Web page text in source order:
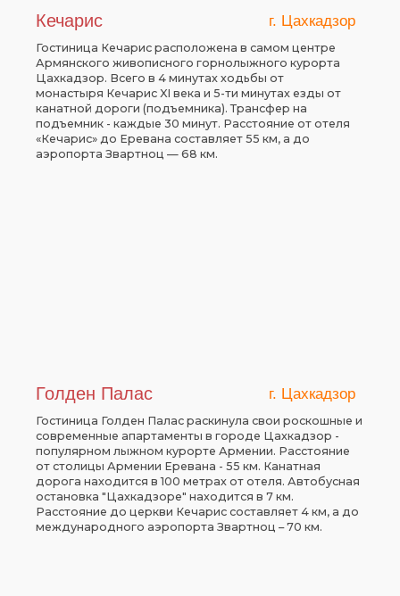
Кечарис г. Цахкадзор
Гостиница Кечарис расположена в самом центре
Армянского живописного горнолыжного курорта
Цахкадзор. Всего в 4 минутах ходьбы от
монастыря Кечарис XI века и 5-ти минутах езды от
канатной дороги (подъемника). Трансфер на
подъемник - каждые 30 минут. Расстояние от отеля
«Кечарис» до Еревана составляет 55 км, а до
аэропорта Звартноц — 68 км.
Голден Палас г. Цахкадзор
Гостиница Голден Палас раскинула свои роскошные и
современные апартаменты в городе Цахкадзор -
популярном лыжном курорте Армении. Расстояние
от столицы Армении Ереванa - 55 км. Канатная
дорога находится в 100 метрах от отеля. Автобусная
остановка "Цахкадзоре" находится в 7 км.
Расстояние до церкви Кечарис составляет 4 км, а до
международного аэропорта Звартноц – 70 км.